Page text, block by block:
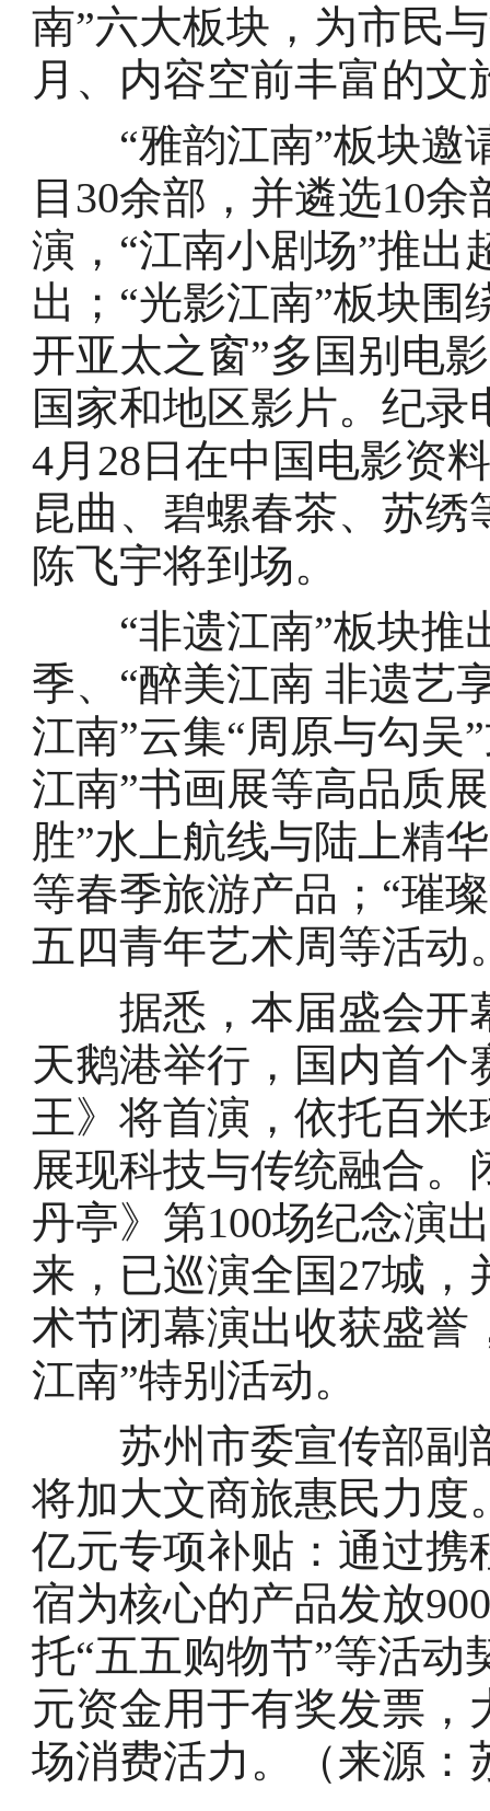
南”六大板块，为市民
月、内容空前丰富的文
“雅韵江南”板块邀
目30余部，并遴选10
演，“江南小剧场”推出
出；“光影江南”板块围
开亚太之窗”多国别电
国家和地区影片。纪
4月28日在中国电影资
昆曲、碧螺春茶、苏
陈飞宇将到场。
“非遗江南”板块推
季、“醉美江南 非遗艺
江南”云集“周原与勾吴
江南”书画展等高品质
胜”水上航线与陆上精
等春季旅游产品；“璀
五四青年艺术周等活动
据悉，本届盛会开
天鹅港举行，国内首
王》将首演，依托百米
展现科技与传统融合
丹亭》第100场纪念演
来，已巡演全国27城
术节闭幕演出收获盛誉
江南”特别活动。
苏州市委宣传部副
将加大文商旅惠民力度
亿元专项补贴：通过携
宿为核心的产品发放
托“五五购物节”等活动
元资金用于有奖发票
场消费活力。（来源：